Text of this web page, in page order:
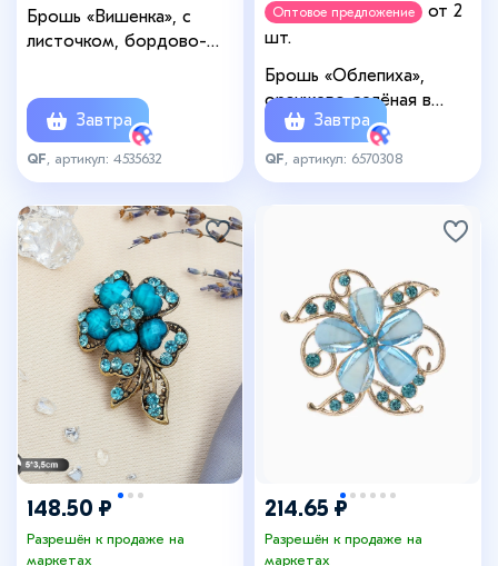
Брошь «Вишенка», с
листочком, бордово-
Завтра
QF , артикул: 4535632
Оптовое предложение
от 2
шт.
Брошь «Облепиха»,
оранжево-зелёная в
серебреЗавтра
QF , артикул: 6570308
148.50 ₽
Разрешён к продаже на
маркетах
214.65 ₽
Разрешён к продаже на
маркетах